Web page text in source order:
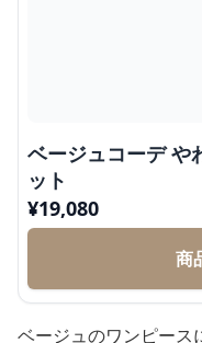
ベージュコーデ や
ット
¥19,080
商
ベージュのワンピース